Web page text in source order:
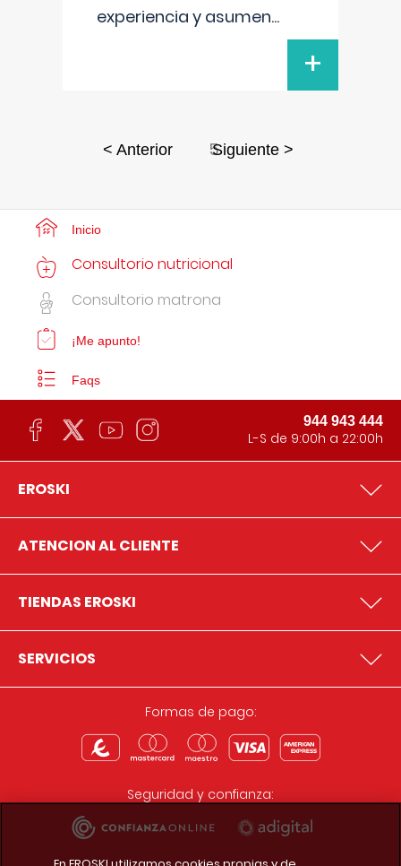
experiencia y asumen...
+
< Anterior 5
Siguiente >
Inicio
Consultorio nutricional
Consultorio matrona
¡Me apunto!
Faqs
944 943 444
L-S de 9:00h a 22:00h
EROSKI
ATENCION AL CLIENTE
TIENDAS EROSKI
SERVICIOS
Formas de pago:
Seguridad y confianza: